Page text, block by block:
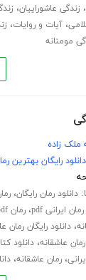
، زندگی عاشوراییان،
،آیات و روایات،
مومنانه
ملک زاده
دانلود رایگان بهترین
دانلود رمان رایگان،
رمان ایرانی pdf ،رمان pdf
،دانلود رایگان رمان
رمان عاشقانه،دانلود
،رمان عاشقانه،